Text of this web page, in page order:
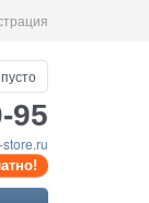
пусто
95